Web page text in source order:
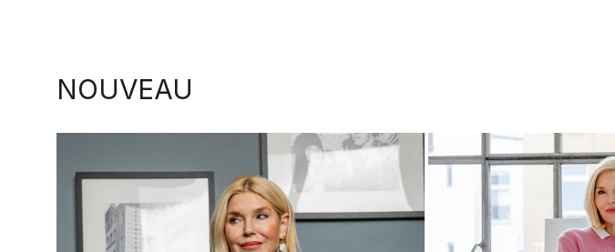
NOUVEAU